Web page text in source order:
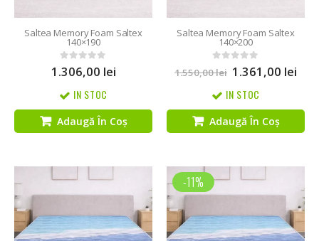
Saltea Memory Foam Saltex
140×190
0out of 5
1.306,00 lei
IN STOC
Adaugă În Coș
Saltea Memory Foam Saltex
140×200
out of 5
1.550,00lei 1.361,00 lei
IN STOC
Adaugă În Coș
-11%